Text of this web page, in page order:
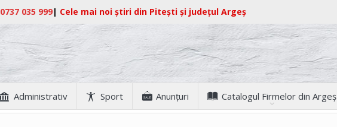
0737 035 999| Cele mai noi știri din Pitești și județul Argeș
Administrativ Sport Anunţuri Catalogul Firmelor din Argeș